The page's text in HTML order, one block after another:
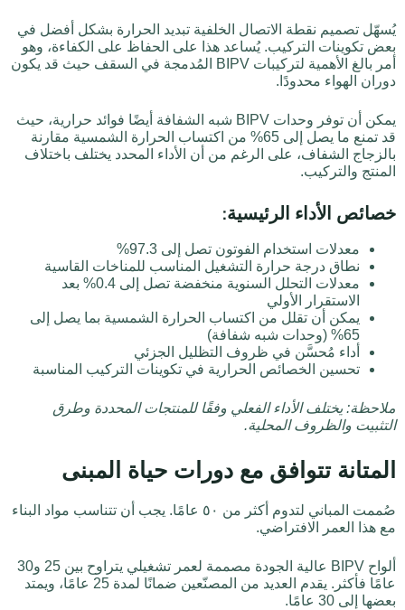
يُسهّل تصميم نقطة الاتصال الخلفية تبديد الحرارة بشكل أفضل في
بعض تكوينات التركيب. يُساعد هذا على الحفاظ على الكفاءة، وهو
أمر بالغ الأهمية لتركيبات BIPV المُدمجة في السقف حيث قد يكون
دوران الهواء محدودًا.
يمكن أن توفر وحدات BIPV شبه الشفافة أيضًا فوائد حرارية، حيث
قد تمنع ما يصل إلى 65% من اكتساب الحرارة الشمسية مقارنة
بالزجاج الشفاف، على الرغم من أن الأداء المحدد يختلف باختلاف
المنتج والتركيب.
خصائص الأداء الرئيسية:
معدلات استخدام الفوتون تصل إلى 97.3%
نطاق درجة حرارة التشغيل المناسب للمناخات القاسية
معدلات التحلل السنوية منخفضة تصل إلى 0.4% بعد
الاستقرار الأولي
يمكن أن تقلل من اكتساب الحرارة الشمسية بما يصل إلى
65% (وحدات شبه شفافة)
أداء مُحسَّن في ظروف التظليل الجزئي
تحسين الخصائص الحرارية في تكوينات التركيب المناسبة
ملاحظة: يختلف الأداء الفعلي وفقًا للمنتجات المحددة وطرق
التثبيت والظروف المحلية.
المتانة تتوافق مع دورات حياة المبنى
صُممت المباني لتدوم أكثر من ٥٠ عامًا. يجب أن تتناسب مواد البناء
مع هذا العمر الافتراضي.
ألواح BIPV عالية الجودة مصممة لعمر تشغيلي يتراوح بين 25 و30
عامًا فأكثر. يقدم العديد من المصنّعين ضمانًا لمدة 25 عامًا، ويمتد
بعضها إلى 30 عامًا.